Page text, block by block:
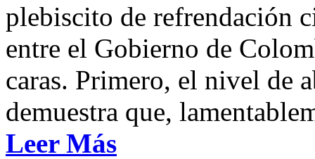
plebiscito de refrendación
entre el Gobierno de
caras. Primero, el nivel de
demuestra que,
Leer Más